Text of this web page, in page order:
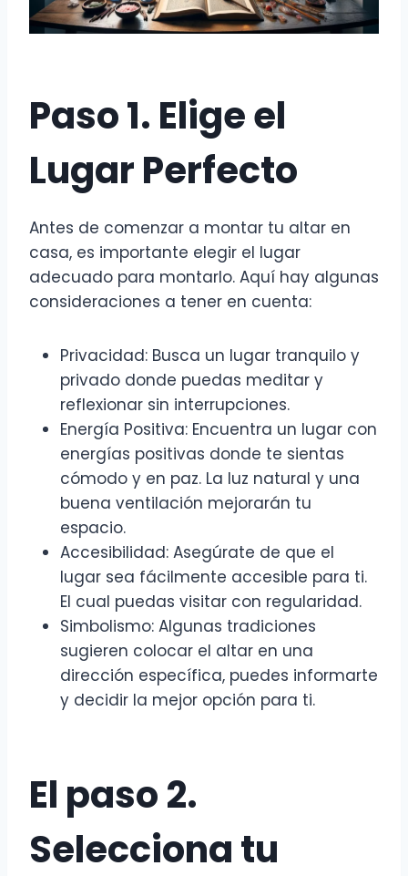
Paso 1. Elige el
Lugar Perfecto
Antes de comenzar a montar tu altar en
casa, es importante elegir el lugar
adecuado para montarlo. Aquí hay algunas
consideraciones a tener en cuenta:
Privacidad: Busca un lugar tranquilo y
privado donde puedas meditar y
reflexionar sin interrupciones.
Energía Positiva: Encuentra un lugar con
energías positivas donde te sientas
cómodo y en paz. La luz natural y una
buena ventilación mejorarán tu
espacio.
Accesibilidad: Asegúrate de que el
lugar sea fácilmente accesible para ti.
El cual puedas visitar con regularidad.
Simbolismo: Algunas tradiciones
sugieren colocar el altar en una
dirección específica, puedes informarte
y decidir la mejor opción para ti.
El paso 2.
Selecciona tu